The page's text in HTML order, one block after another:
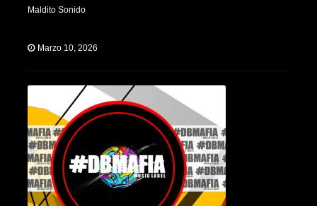
Maldito Sonido
Marzo 10, 2026